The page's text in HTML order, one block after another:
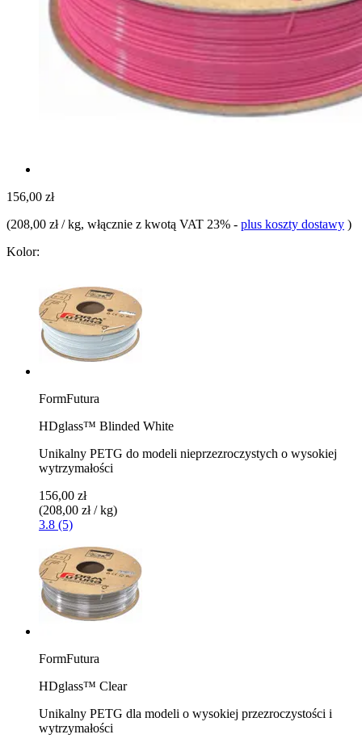
156,00 zł
(208,00 zł / kg, włącznie z kwotą VAT 23% - plus koszty dostawy )
Kolor:
FormFutura
HDglass™ Blinded White
Unikalny PETG do modeli nieprzezroczystych o wysokiej
wytrzymałości
156,00 zł
(208,00 zł / kg)
3.8 (5)
FormFutura
HDglass™ Clear
Unikalny PETG dla modeli o wysokiej przezroczystości i
wytrzymałości